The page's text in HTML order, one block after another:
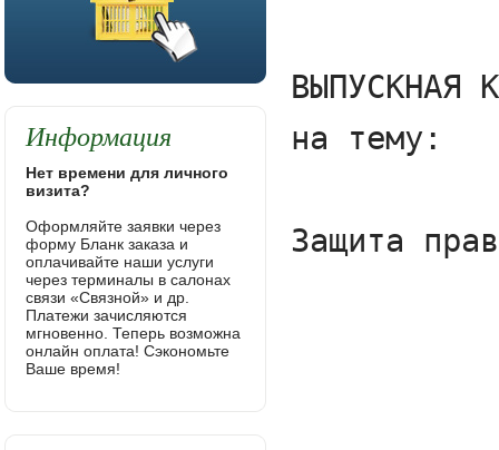
Информация
Нет времени для личного
визита?
Оформляйте заявки через
форму Бланк заказа и
оплачивайте наши услуги
через терминалы в салонах
связи «Связной» и др.
Платежи зачисляются
мгновенно. Теперь возможна
онлайн оплата! Сэкономьте
Ваше время!